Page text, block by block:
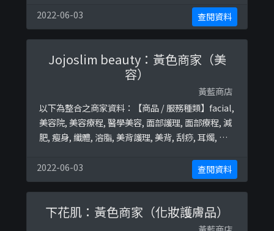
2022-06-03
查閱資料
Jojoslim beauty：黃色商家（美
容）
黃藍商店
以下為整合之商家資料：【商品 / 服務種類】facial,
美容院, 美容療程, 醫學美容, 面部護理, 面部療程, 減
肥, 瘦身, 纖體, 溶脂, 美背護理, 美背, 刮痧, 耳燭, 排
aqua peel, 皮秒激光, 激光, laser, 淡斑, 收毛孔終極
黃藍地圖並未就此商店所持的立場表態給出具體原
因。
2022-06-03 查閱資料
下花肌：黃色商家（化妝護膚品）